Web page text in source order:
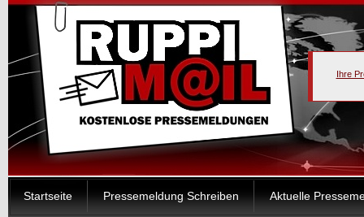
Ihre
Startseite Pressemeldung Schreiben Aktuelle